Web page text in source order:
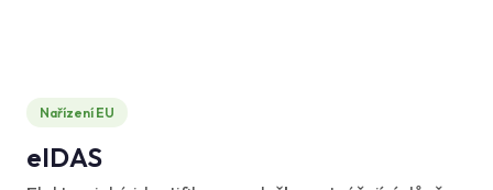
Nařízení EU
eIDAS